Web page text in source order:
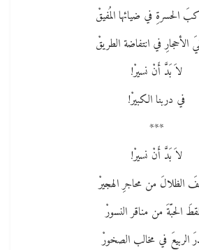
الحسرةِ في ضيائها المُفيقْ
الأحجارِ في انتفاضة الطريقْ
لاَ بَدَّ أَنْ نسيرْ!
في دربنا الكبيرْ!
***
لاَ بَدَّ أَنْ نسيرْ!
الظلالَ من محاجرِ الهجيرْ
الحبّةَ من مناقر النسورْ
الربيعَ في مخالب الصخورْ